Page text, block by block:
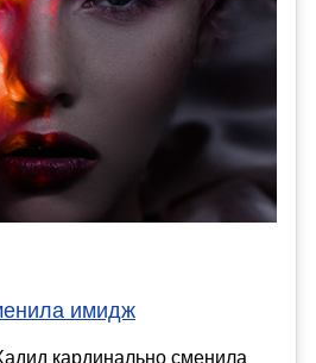
имидж
кардинально сменила